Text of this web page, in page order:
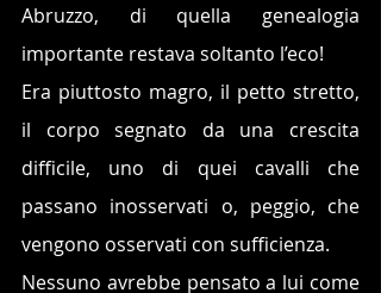
Abruzzo, di quella genealogia
importante restava soltanto l’eco!
Era piuttosto magro, il petto stretto,
il corpo segnato da una crescita
difficile, uno di quei cavalli che
passano inosservati o, peggio, che
vengono osservati con sufficienza.
Nessuno avrebbe pensato a lui come